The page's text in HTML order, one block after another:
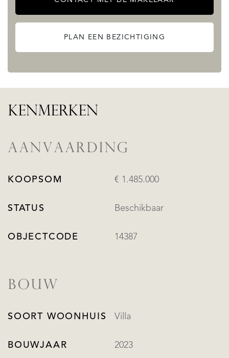
PLAN EEN BEZICHTIGING
KENMERKEN
AANVAARDING
KOOPSOM € 1.485.000
STATUS Beschikbaar
OBJECTCODE 14387
BOUW
SOORT WOONHUIS Villa
BOUWJAAR 2023